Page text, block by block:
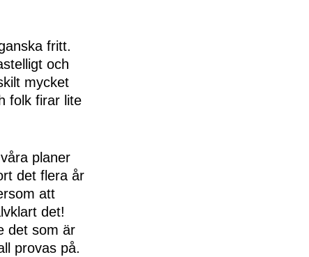
fritt.
och
mycket
folk firar lite
planer
det flera år
att
det!
det som är
provas på.